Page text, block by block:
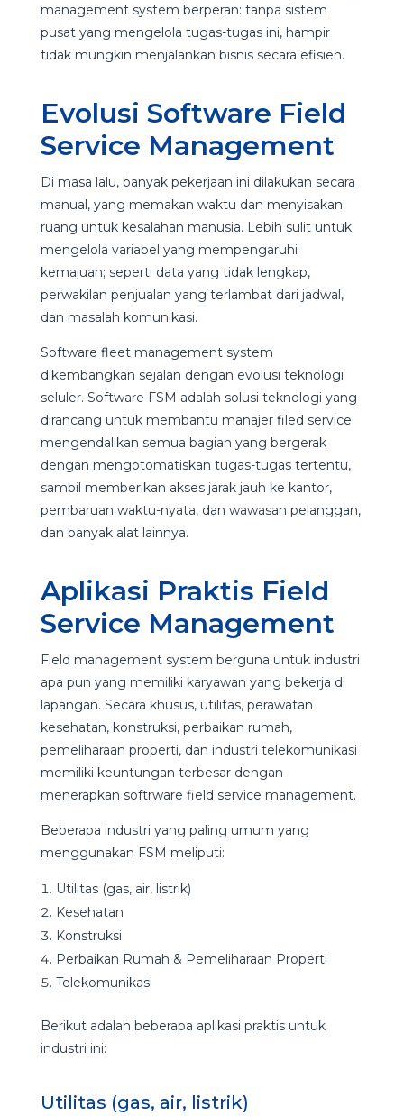
management system berperan: tanpa sistem
pusat yang mengelola tugas-tugas ini, hampir
tidak mungkin menjalankan bisnis secara efisien.
Evolusi Software Field
Service Management
Di masa lalu, banyak pekerjaan ini dilakukan secara
manual, yang memakan waktu dan menyisakan
ruang untuk kesalahan manusia. Lebih sulit untuk
mengelola variabel yang mempengaruhi
kemajuan; seperti data yang tidak lengkap,
perwakilan penjualan yang terlambat dari jadwal,
dan masalah komunikasi.
Software fleet management system
dikembangkan sejalan dengan evolusi teknologi
seluler. Software FSM adalah solusi teknologi yang
dirancang untuk membantu manajer filed service
mengendalikan semua bagian yang bergerak
dengan mengotomatiskan tugas-tugas tertentu,
sambil memberikan akses jarak jauh ke kantor,
pembaruan waktu-nyata, dan wawasan pelanggan,
dan banyak alat lainnya.
Aplikasi Praktis Field
Service Management
Field management system berguna untuk industri
apa pun yang memiliki karyawan yang bekerja di
lapangan. Secara khusus, utilitas, perawatan
kesehatan, konstruksi, perbaikan rumah,
pemeliharaan properti, dan industri telekomunikasi
memiliki keuntungan terbesar dengan
menerapkan softrware field service management.
Beberapa industri yang paling umum yang
menggunakan FSM meliputi:
Utilitas (gas, air, listrik)
Kesehatan
Konstruksi
Perbaikan Rumah & Pemeliharaan Properti
Telekomunikasi
Berikut adalah beberapa aplikasi praktis untuk
industri ini:
Utilitas (gas, air, listrik)